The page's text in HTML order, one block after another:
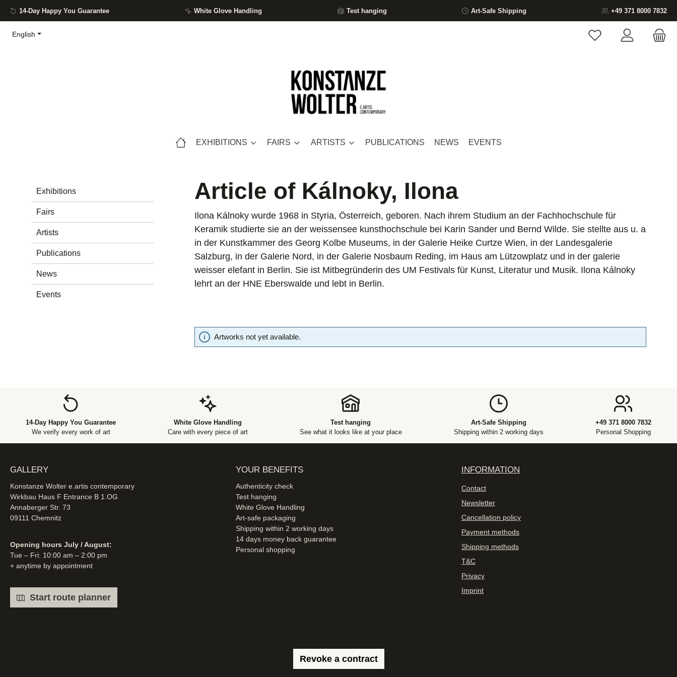
to main content
Skip to search
Skip to main navigation
14-Day Happy You Guarantee White Glove Handling Test hanging Art-Safe Shipping +49 371 8000 7832
English You have 0 wishlist
EXHIBITIONS FAIRS ARTISTS PUBLICATIONS NEWS EVENTS
Exhibitions
Fairs
Artists
Publications
News
Events
Article of Kálnoky, Ilona
Ilona Kálnoky wurde 1968 in Styria, Österreich, geboren. Nach ihrem Studium an der Fachhochschule für
Keramik studierte sie an der weissensee kunsthochschule bei Karin Sander und Bernd Wilde. Sie stellte aus u. a
in der Kunstkammer des Georg Kolbe Museums, in der Galerie Heike Curtze Wien, in der Landesgalerie
Salzburg, in der Galerie Nord, in der Galerie Nosbaum Reding, im Haus am Lützowplatz und in der galerie
weisser elefant in Berlin. Sie ist Mitbegründerin des UM Festivals für Kunst, Literatur und Musik. Ilona Kálnoky
lehrt an der HNE Eberswalde und lebt in Berlin.
Artworks not yet available.
14-Day Happy You Guarantee
We verify every work of art
White Glove Handling
Care with every piece of art
Test hanging
See what it looks like at your place
Art-Safe Shipping
Shipping within 2 working days
+49 371 8000 7832
Personal Shopping
GALLERY
Konstanze Wolter e.artis contemporary
Wirkbau Haus F Entrance B 1.OG
Annaberger Str. 73
09111 Chemnitz
Opening hours July / August:
Tue – Fri: 10:00 am – 2:00 pm
+ anytime by appointment
Start route planner
YOUR BENEFITS
Authenticity check
Test hanging
White Glove Handling
Art-safe packaging
Shipping within 2 working days
14 days money back guarantee
Personal shopping
INFORMATION
Contact
Newsletter
Cancellation policy
Payment methods
Shipping methods
T&C
Privacy
Imprint
Revoke a contract